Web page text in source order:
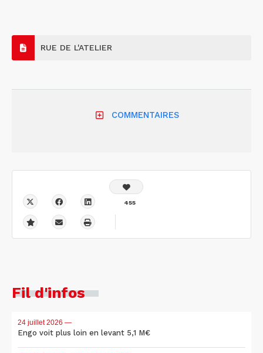
RUE DE L'ATELIER
COMMENTAIRES
455
Fil d'infos
24 juillet 2026 —
Engo voit plus loin en levant 5,1 M€